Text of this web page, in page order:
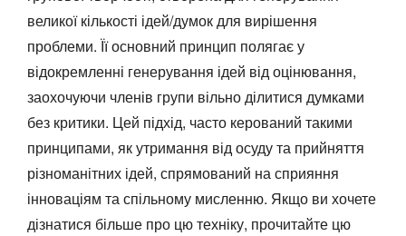
великої кількості ідей/думок для вирішення
проблеми. Її основний принцип полягає у
відокремленні генерування ідей від оцінювання,
заохочуючи членів групи вільно ділитися думками
без критики. Цей підхід, часто керований такими
принципами, як утримання від осуду та прийняття
різноманітних ідей, спрямований на сприяння
інноваціям та спільному мисленню. Якщо ви хочете
дізнатися більше про цю техніку, прочитайте цю